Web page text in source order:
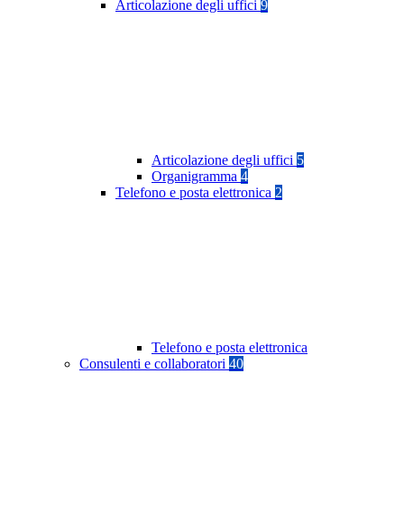
Articolazione degli uffici 9
Articolazione degli uffici 5
Organigramma 4
Telefono e posta elettronica 2
Telefono e posta elettronica
Consulenti e collaboratori 40